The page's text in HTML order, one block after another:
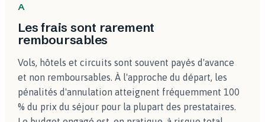
A
Les frais sont rarement
remboursables
Vols, hôtels et circuits sont souvent payés d'avance
et non remboursables. À l'approche du départ, les
pénalités d'annulation atteignent fréquemment 100
% du prix du séjour pour la plupart des prestataires.